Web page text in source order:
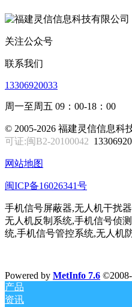
关注公众号
联系我们
13306920033
周一至周五 09：00-18：00
© 2005-2026 福建灵信信息科
可证:闽B2-20100042
网站地图
闽ICP备16026341号
手机信号屏蔽器,无人机干扰
无人机反制系统,手机信号侦
统,手机信号管控系统,无人机
Powered by MetInfo 7.6
产品
资讯